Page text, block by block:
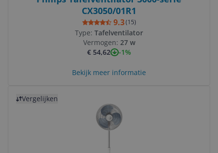
CX3050/01R1
9.3(15)
Type: Tafelventilator
Vermogen: 27 w
€ 54,62
-1%
Bekijk meer informatie
Vergelijken